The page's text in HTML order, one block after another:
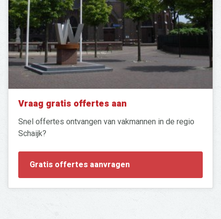
Zoeken
naar:
Vraag gratis offertes aan
Snel offertes ontvangen van vakmannen in de regio
Schaijk?
Gratis offertes aanvragen